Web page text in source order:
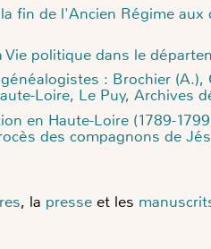
fin de l'Ancien Régime
Vie politique dans le
: Brochier (A.),
Loire, Le Puy, Archives
en Haute-Loire (1789-
des compagnons de
, la presse et les